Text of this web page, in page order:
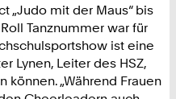
„Judo mit der Maus“ bis
Tanznummer war für
ist eine
Lynen, Leiter des HSZ,
„Während Frauen